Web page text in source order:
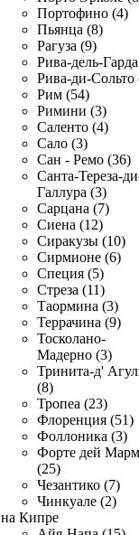
Портофино (4)
Пьянца (8)
Рагуза (9)
Рива-дель-
Рива-ди-Сольто
Рим (54)
Римини (3)
Саленто (4)
Сало (3)
Сан - Ремо (36)
Санта-Тереза-
Галлура (3)
Сарцана (7)
Сиена (12)
Сиракузы (10)
Сирмионе (6)
Специя (5)
Стреза (11)
Таормина (3)
Террачина (9)
Тосколано-
Мадерно (3)
Тринита-д'
(8)
Тропеа (23)
Флоренция (51)
Фоллоника (3)
Форте дей
(25)
Чезантико (7)
Чинкуале (2)
на Кипре